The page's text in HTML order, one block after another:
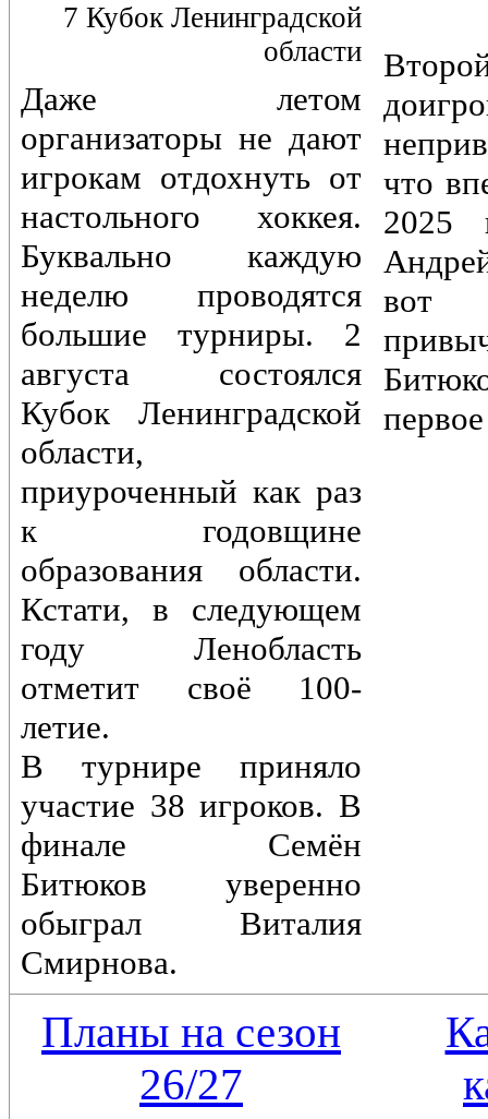
7 Кубок Ленинградской
области
Даже летом
организаторы не дают
игрокам отдохнуть от
настольного хоккея.
Буквально каждую
неделю проводятся
большие турниры. 2
августа состоялся
Кубок Ленинградской
области,
приуроченный как раз
к годовщине
образования области.
Кстати, в следующем
году Ленобласть
отметит своё 100-
летие.
В турнире приняло
участие 38 игроков. В
финале Семён
Битюков уверенно
обыграл Виталия
Смирнова.
что
2025
вот
Планы на сезон
26/27